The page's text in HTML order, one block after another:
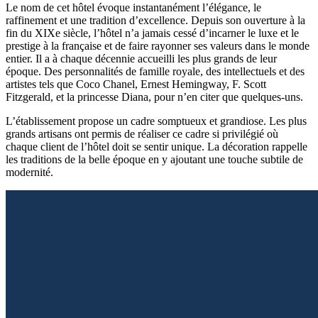
Le nom de cet hôtel évoque instantanément l’élégance, le
raffinement et une tradition d’excellence. Depuis son ouverture à la
fin du XIXe siècle, l’hôtel n’a jamais cessé d’incarner le luxe et le
prestige à la française et de faire rayonner ses valeurs dans le monde
entier. Il a à chaque décennie accueilli les plus grands de leur
époque. Des personnalités de famille royale, des intellectuels et des
artistes tels que Coco Chanel, Ernest Hemingway, F. Scott
Fitzgerald, et la princesse Diana, pour n’en citer que quelques-uns.
L’établissement propose un cadre somptueux et grandiose. Les plus
grands artisans ont permis de réaliser ce cadre si privilégié où
chaque client de l’hôtel doit se sentir unique. La décoration rappelle
les traditions de la belle époque en y ajoutant une touche subtile de
modernité.